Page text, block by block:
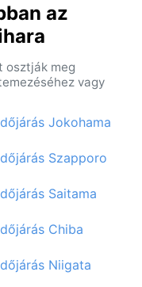
az
osztják meg
vagy
Jokohama
Szapporo
Saitama
Chiba
Niigata